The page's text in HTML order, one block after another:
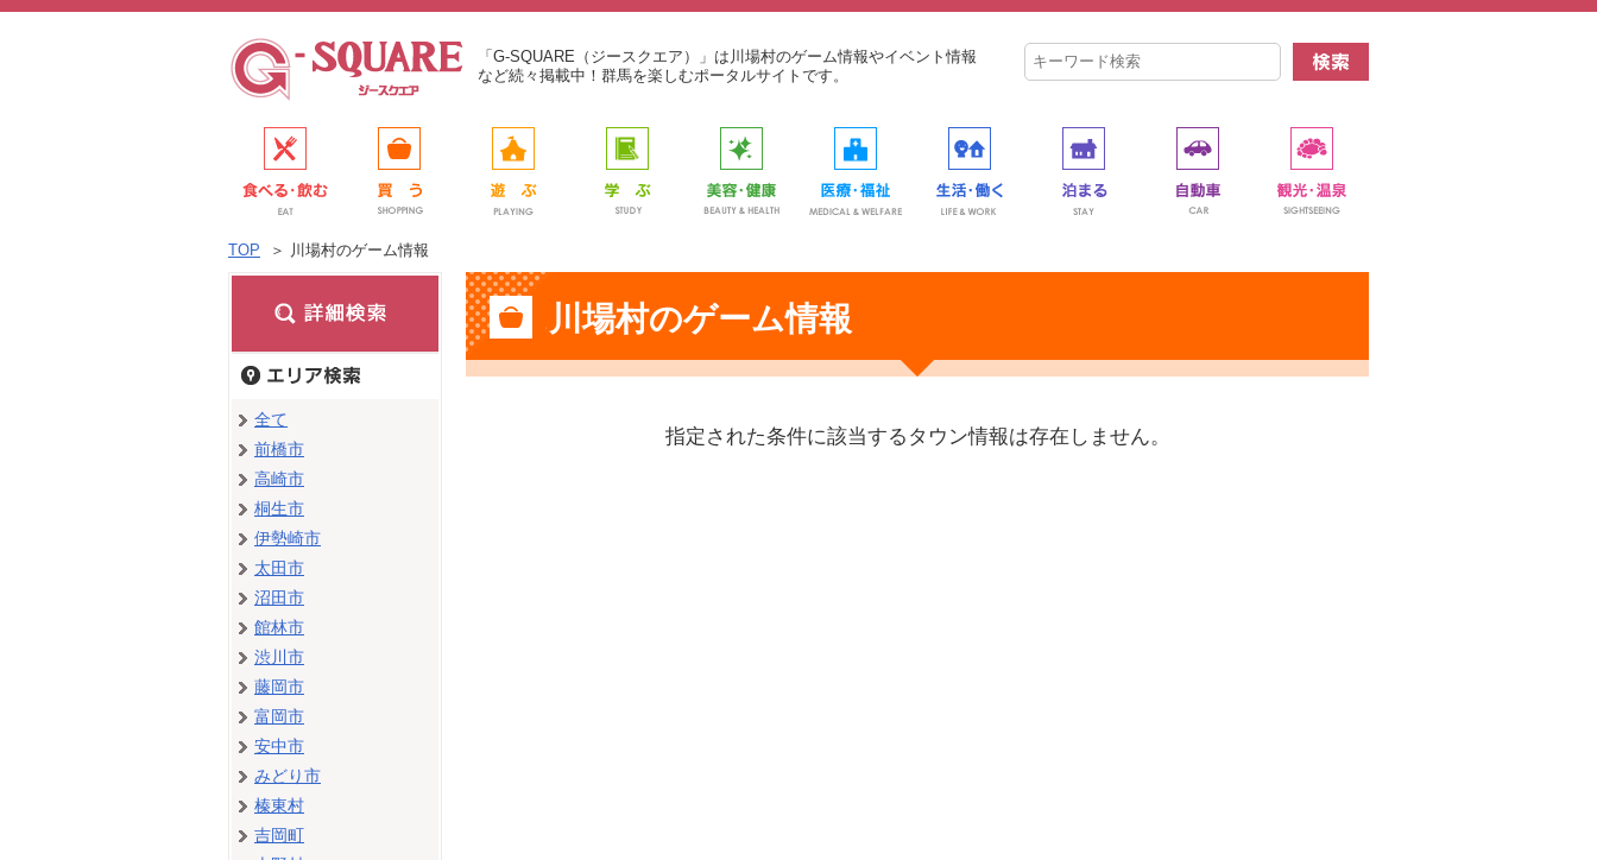
「G-SQUARE（ジースクエア）」は川場村のゲーム情報やイベント情報
など続々掲載中！群馬を楽しむポータルサイトです。
TOP ＞ 川場村のゲーム情報
川場村のゲーム情報
指定された条件に該当するタウン情報は存在しません。
全て
前橋市
高崎市
桐生市
伊勢崎市
太田市
沼田市
館林市
渋川市
藤岡市
富岡市
安中市
みどり市
榛東村
吉岡町